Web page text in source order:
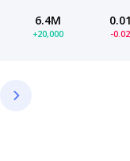
6.4M
+20,000 -